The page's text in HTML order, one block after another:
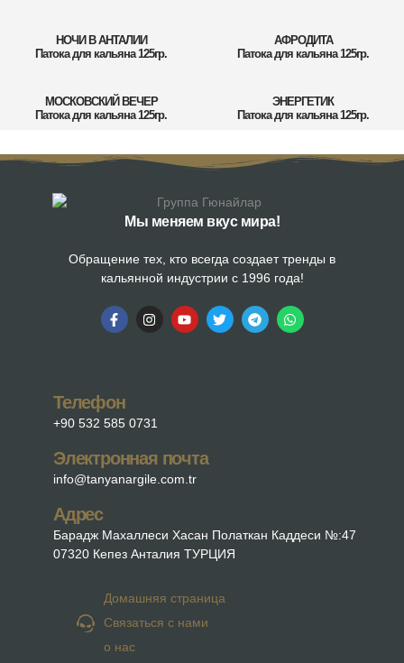
НОЧИ В АНТАЛИИ
Патока для кальяна 125гр.
АФРОДИТА
Патока для кальяна 125гр.
МОСКОВСКИЙ ВЕЧЕР
Патока для кальяна 125гр.
ЭНЕРГЕТИК
Патока для кальяна 125гр.
Мы меняем вкус мира!
Обращение тех, кто всегда создает тренды в
кальянной индустрии с 1996 года!
Телефон
+90 532 585 0731
Электронная почта
info@tanyanargile.com.tr
Адрес
Барадж Махаллеси Хасан Полаткан Каддеси №:47
07320 Кепез Анталия ТУРЦИЯ
Домашняя страница
Связаться с нами
о нас